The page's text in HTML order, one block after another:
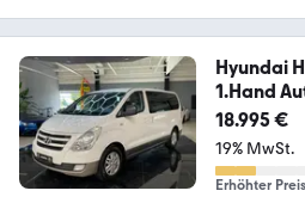
Hyundai
1.Hand
18.995 €
19% MwSt.
Erhöhter Preis